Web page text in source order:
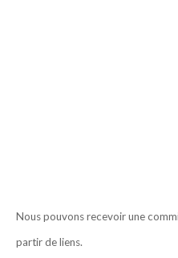
Nous pouvons recevoir une
partir de liens.